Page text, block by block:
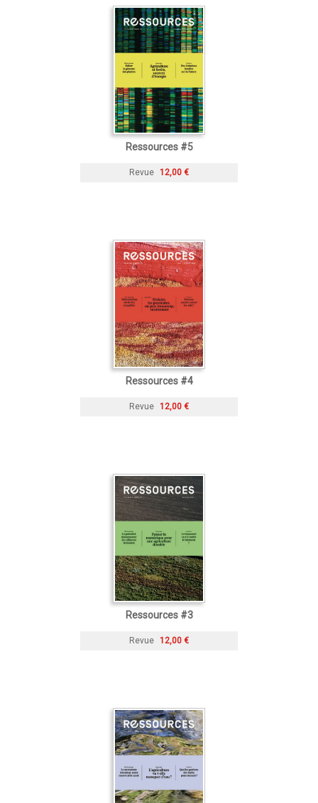
Ressources #5
Revue 12,00 €
Ressources #4
Revue 12,00 €
Ressources #3
Revue 12,00 €